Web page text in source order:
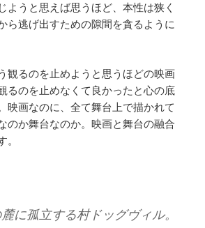
ようと思えば思うほど、本性は狭く
ら逃げ出すための隙間を貪るように
観るのを止めようと思うほどの映画
るのを止めなくて良かったと心の底
映画なのに、全て舞台上で描かれて
のか舞台なのか。映画と舞台の融合
。
に孤立する村ドッグヴィル。